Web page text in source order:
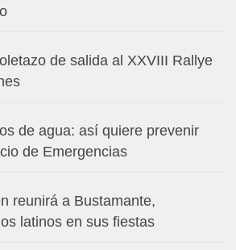
de salida al XXVIII Rallye
de agua: así quiere prevenir
de Emergencias
reunirá a Bustamante,
latinos en sus fiestas